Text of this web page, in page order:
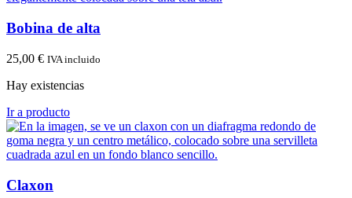
Bobina de alta
25,00 € IVA incluido
Hay existencias
Ir a producto
Claxon